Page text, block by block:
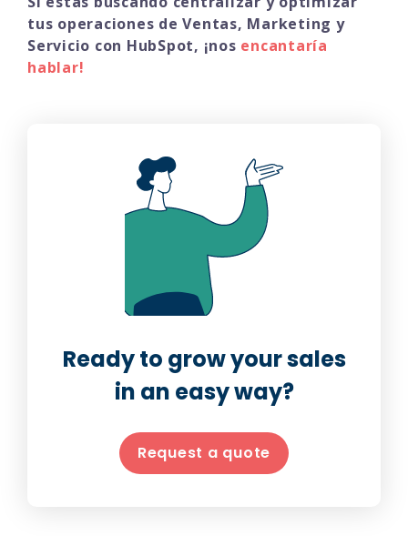
tus operaciones de Ventas, Marketing y
Servicio con HubSpot, ¡nos encantaría
hablar!
Ready to grow your sales
in an easy way?
Request a quote